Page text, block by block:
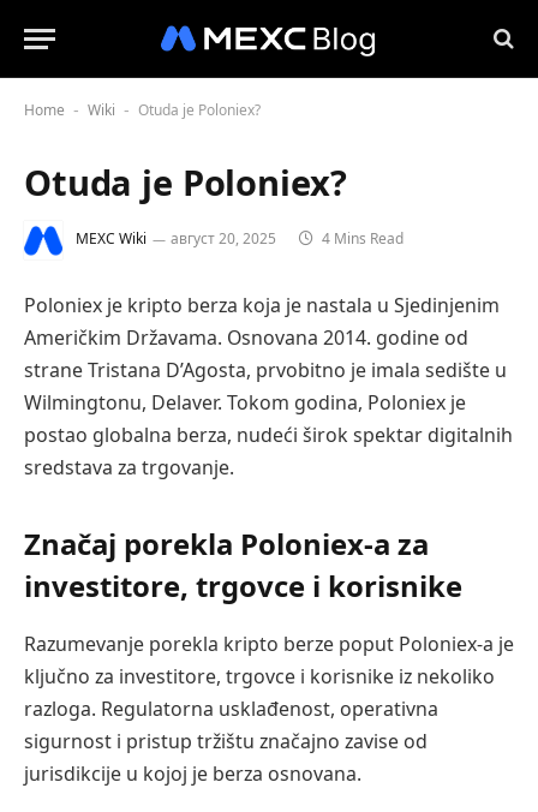
Home - Wiki - Otuda je Poloniex?
Otuda je Poloniex?
MEXC Wiki август 20, 2025 4 Mins Read
Poloniex je kripto berza koja je nastala u Sjedinjenim
Američkim Državama. Osnovana 2014. godine od
strane Tristana D’Agosta, prvobitno je imala sedište u
Wilmingtonu, Delaver. Tokom godina, Poloniex je
postao globalna berza, nudeći širok spektar digitalnih
sredstava za trgovanje.
Značaj porekla Poloniex-a za
investitore, trgovce i korisnike
Razumevanje porekla kripto berze poput Poloniex-a je
ključno za investitore, trgovce i korisnike iz nekoliko
razloga. Regulatorna usklađenost, operativna
sigurnost i pristup tržištu značajno zavise od
jurisdikcije u kojoj je berza osnovana.